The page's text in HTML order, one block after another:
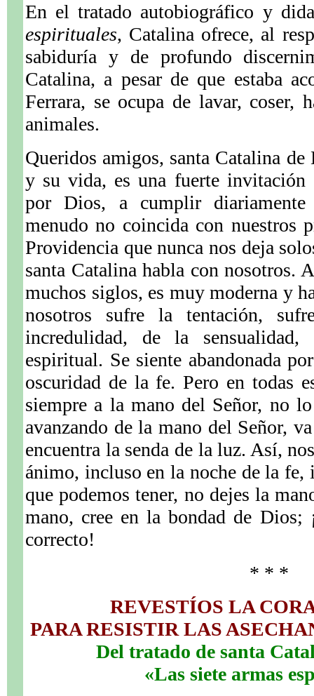
En el tratado autobiográfico y
espirituales, Catalina ofrece, al
sabiduría y de profundo
Catalina, a pesar de que estaba
Ferrara, se ocupa de lavar, coser,
animales.
Queridos amigos, santa Catalina
y su vida, es una fuerte invitación
por Dios, a cumplir
menudo no coincida con nuestros
Providencia que nunca nos deja
santa Catalina habla con nosotros.
muchos siglos, es muy moderna y
nosotros sufre la tentación,
incredulidad, de la
espiritual. Se siente abandonada
oscuridad de la fe. Pero en todas
siempre a la mano del Señor, no
avanzando de la mano del Señor,
encuentra la senda de la luz. Así,
ánimo, incluso en la noche de la fe,
que podemos tener, no dejes la
mano, cree en la bondad de Dios;
correcto!
* * *
REVESTÍOS LA
PARA RESISTIR LAS
Del tratado de santa
«Las siete armas